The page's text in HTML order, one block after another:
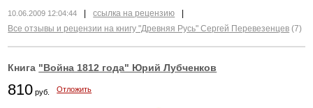
10.06.2009 12:04:44 ссылка на рецензию
Все отзывы и рецензии на книгу "Древняя Русь" Сергей Перевезенцев (7)
Книга "Война 1812 года" Юрий Лубченков
810 руб. Отложить